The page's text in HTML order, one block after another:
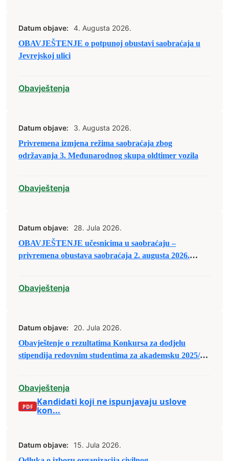
Datum objave:
4. Augusta 2026.
OBAVJEŠTENJE o potpunoj obustavi saobraćaja u
Jevrejskoj ulici
Obavještenja
Datum objave:
3. Augusta 2026.
Privremena izmjena režima saobraćaja zbog
održavanja 3. Međunarodnog skupa oldtimer vozila
Obavještenja
Datum objave:
28. Jula 2026.
OBAVJEŠTENJE učesnicima u saobraćaju –
privremena obustava saobraćaja 2. augusta 2026.
Obavještenja
Datum objave:
20. Jula 2026.
Obavještenje o rezultatima Konkursa za dodjelu
stipendija redovnim studentima za akademsku 2025/26.
Obavještenja
Kandidati koji ne ispunjavaju uslove
kon...
Datum objave:
15. Jula 2026.